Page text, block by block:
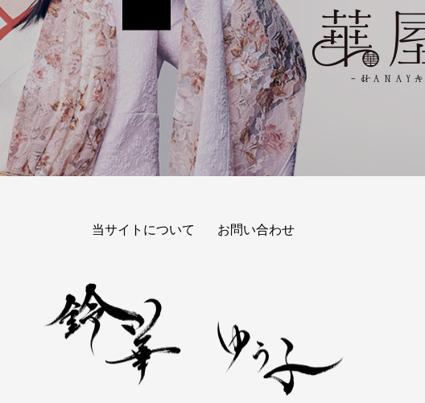
当サイトについて お問い合わせ